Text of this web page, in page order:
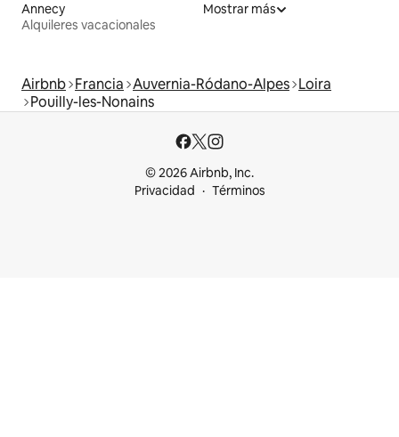
Annecy
Alquileres vacacionales
Mostrar más
Airbnb Francia Auvernia-Ródano-Alpes Loira
Pouilly-les-Nonains
© 2026 Airbnb, Inc.
Privacidad
Términos